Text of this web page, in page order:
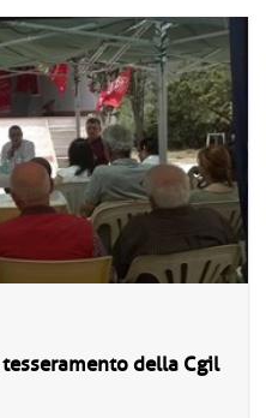
della Cgil